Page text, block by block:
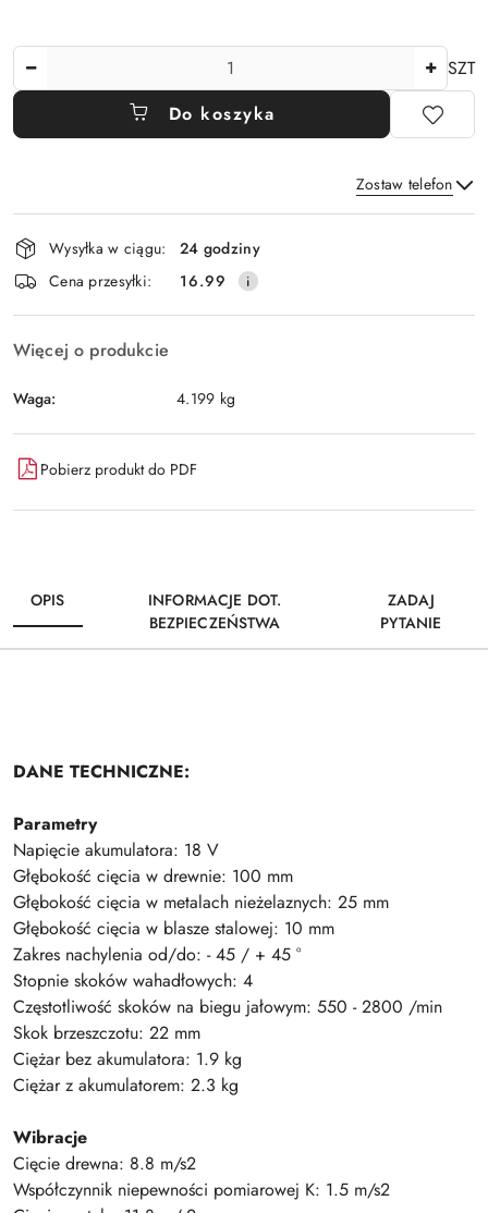
SZT
Do koszyka
Zostaw telefon
Wyślij
Dostępność
i
dostawa
Wysyłka w ciągu:
24 godziny
Cena przesyłki:
16.99
Więcej o produkcie
Waga: 4.199 kg
Pobierz produkt do PDF
OPIS
INFORMACJE DOT.
BEZPIECZEŃSTWA
ZADAJ
PYTANIE
DANE TECHNICZNE:
Parametry
Napięcie akumulatora: 18 V
Głębokość cięcia w drewnie: 100 mm
Głębokość cięcia w metalach nieżelaznych: 25 mm
Głębokość cięcia w blasze stalowej: 10 mm
Zakres nachylenia od/do: - 45 / + 45 °
Stopnie skoków wahadłowych: 4
Częstotliwość skoków na biegu jałowym: 550 - 2800 /min
Skok brzeszczotu: 22 mm
Ciężar bez akumulatora: 1.9 kg
Ciężar z akumulatorem: 2.3 kg
Wibracje
Cięcie drewna: 8.8 m/s2
Współczynnik niepewności pomiarowej K: 1.5 m/s2